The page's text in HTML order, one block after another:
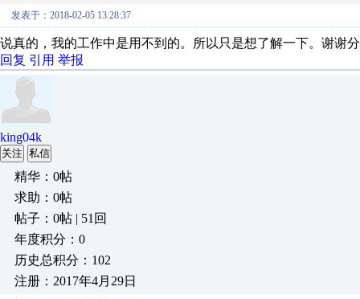
发表于：2018-02-05 13:28:37
说真的，我的工作中是用不到的。所以只是想了解一下。谢谢
回复 引用 举报
king04k
关注 私信
精华：0帖
求助：0帖
帖子：0帖 | 51回
年度积分：0
历史总积分：102
注册：2017年4月29日